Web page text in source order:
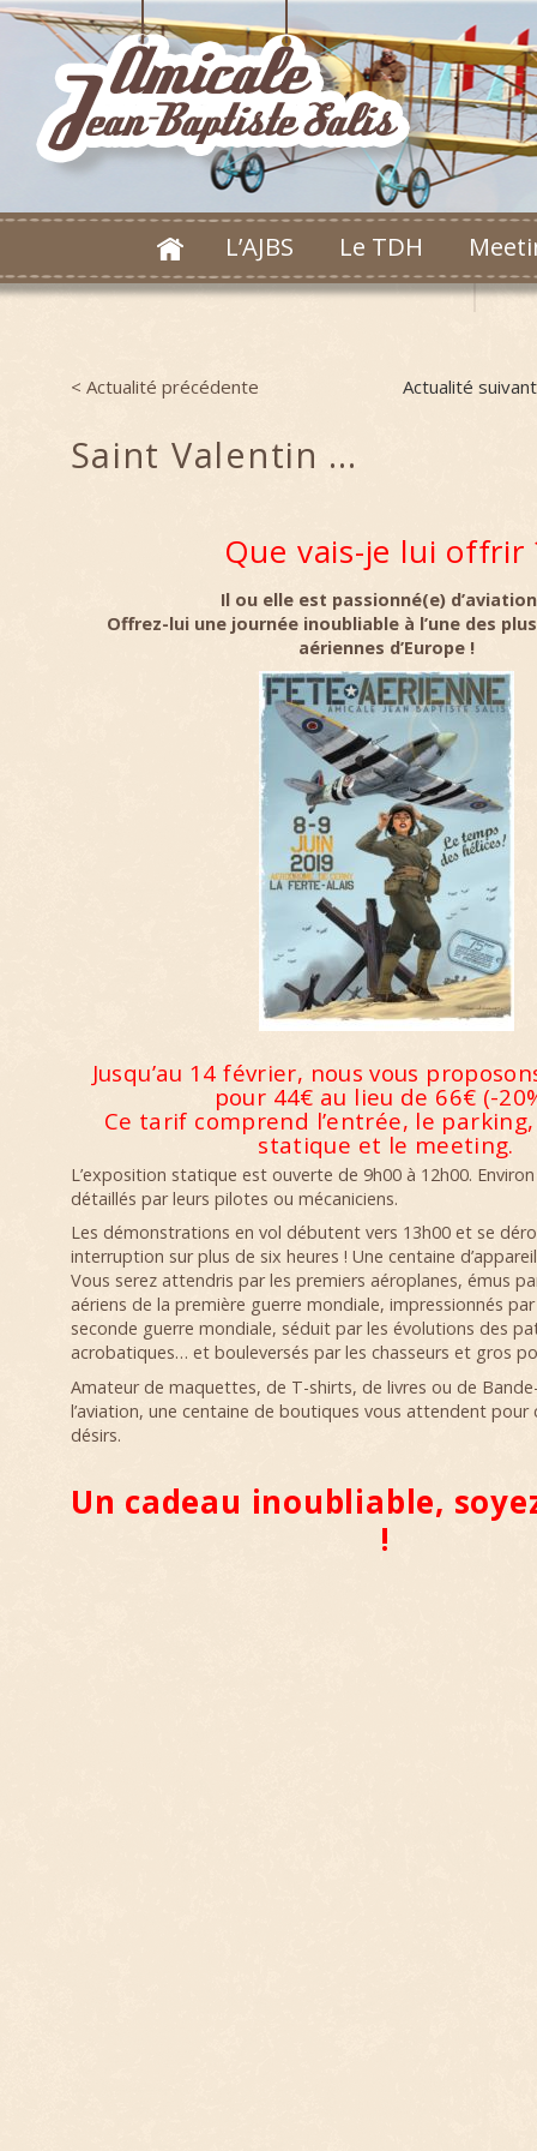
L’AJBS Le TDH
Post navigation
Actualité
< Actualité précédente
Saint Valentin …
Que vais-je lui offrir
Il ou elle est passionné(e)
Offrez-lui une journée inoubliable à l’une des
aériennes d’Europe !
Jusqu’au 14 février, nous vous
pour 44€ au lieu de 66€ (-
Ce tarif comprend l’entrée, le
statique et le meeting.
L’exposition statique est ouverte de 9h00 à 12h00.
détaillés par leurs pilotes ou mécaniciens.
Les démonstrations en vol débutent vers 13h00 et se
interruption sur plus de six heures ! Une centaine
Vous serez attendris par les premiers aéroplanes, émus
aériens de la première guerre mondiale, impressionnés
seconde guerre mondiale, séduit par les évolutions des
acrobatiques… et bouleversés par les chasseurs et gros
Amateur de maquettes, de T-shirts, de livres ou de
l’aviation, une centaine de boutiques vous attendent
désirs.
Un cadeau inoubliable,
!